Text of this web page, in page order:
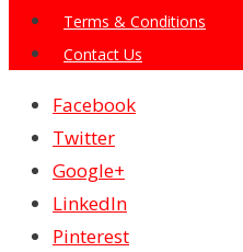
Terms & Conditions
Contact Us
Facebook
Twitter
Google+
LinkedIn
Pinterest